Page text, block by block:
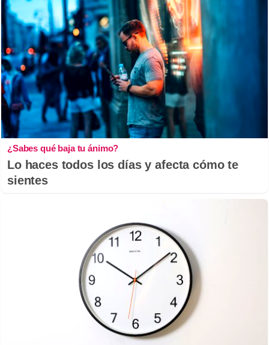
¿Sabes qué baja tu ánimo?
Lo haces todos los días y afecta cómo te
sientes